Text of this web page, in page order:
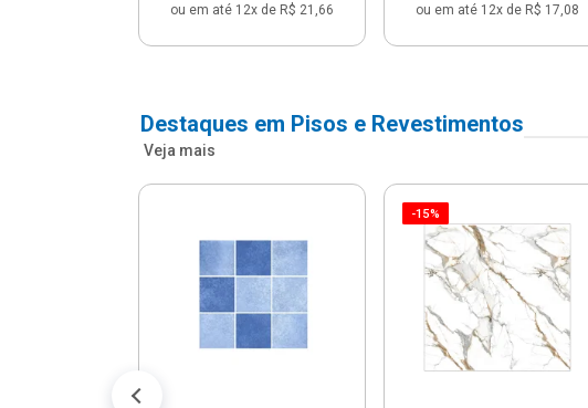
ou em até 12x de R$ 21,66 ou em até 12x de R$ 17,08
Destaques em Pisos e Revestimentos
Veja mais
-15%